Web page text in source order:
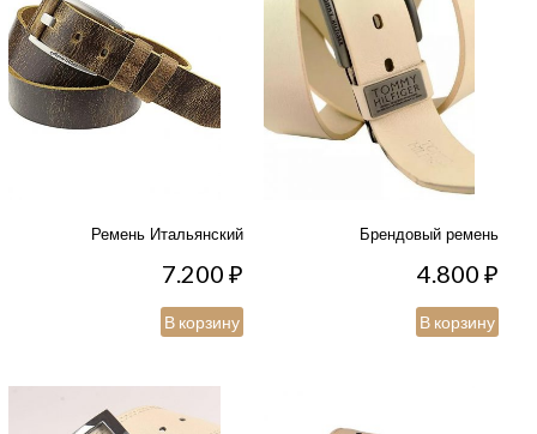
Ремень Итальянский
7.200₽
В корзину
Брендовый ремень
4.800₽
В корзину